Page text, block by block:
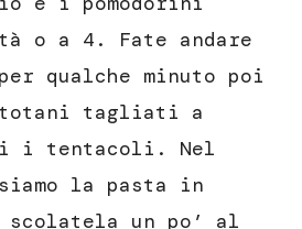
o a 4. Fate andare
qualche minuto poi
totani tagliati a
i tentacoli. Nel
la pasta in
scolatela un po’ al